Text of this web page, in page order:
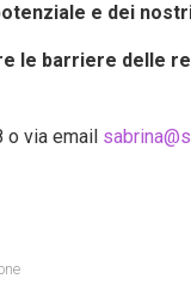
e dei
le barriere delle
o via email